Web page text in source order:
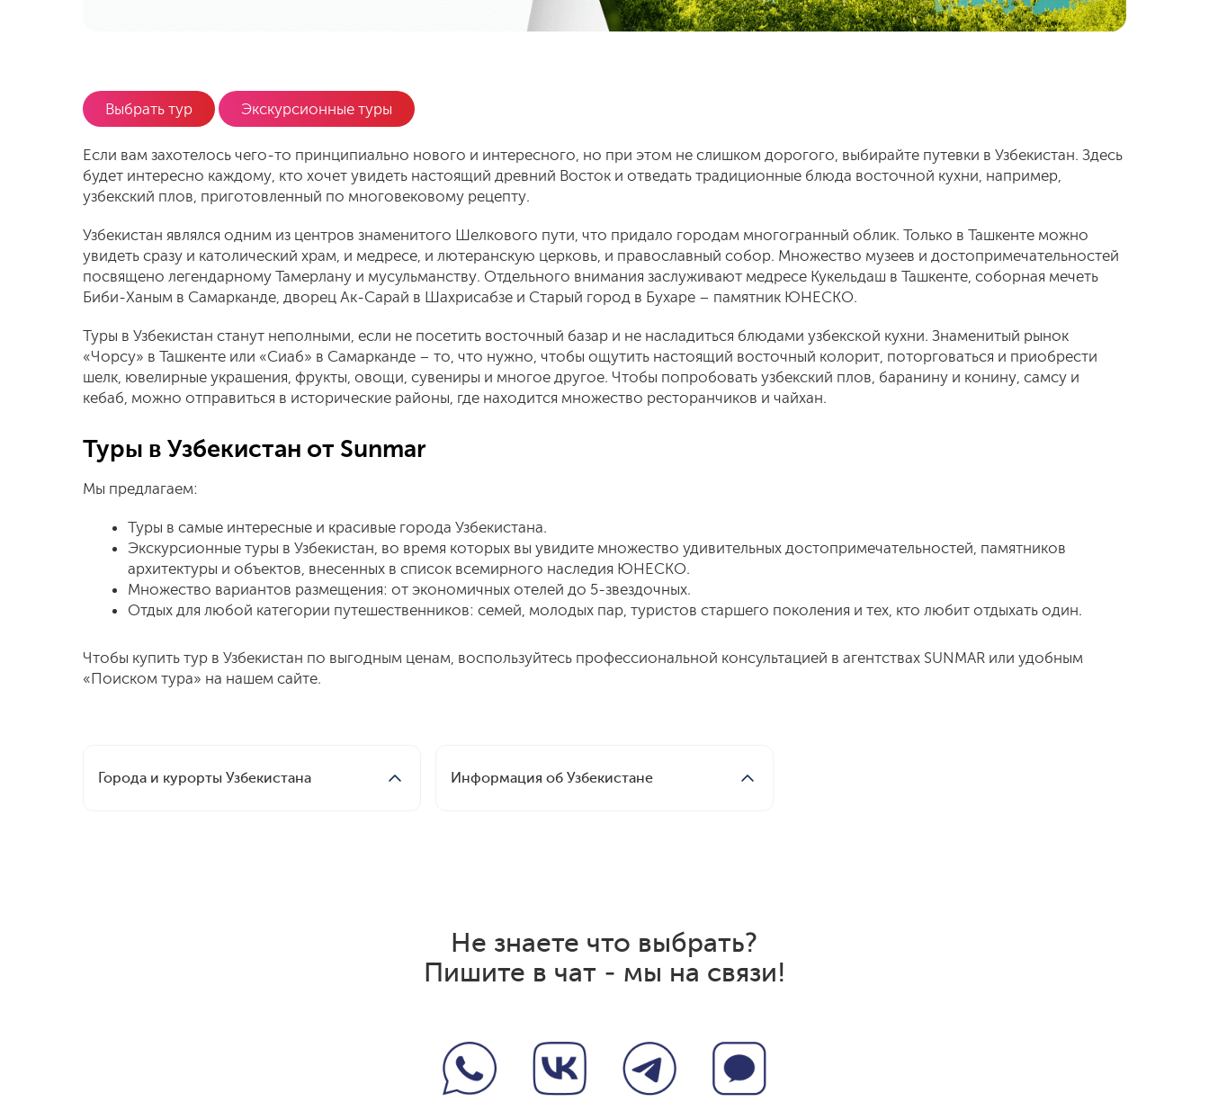
Выбрать тур Экскурсионные туры
Если вам захотелось чего-то принципиально нового и интересного, но при этом не слишком дорогого, выбирайте путевки в Узбекистан. Здесь
будет интересно каждому, кто хочет увидеть настоящий древний Восток и отведать традиционные блюда восточной кухни, например,
узбекский плов, приготовленный по многовековому рецепту.
Узбекистан являлся одним из центров знаменитого Шелкового пути, что придало городам многогранный облик. Только в Ташкенте можно
увидеть сразу и католический храм, и медресе, и лютеранскую церковь, и православный собор. Множество музеев и достопримечательностей
посвящено легендарному Тамерлану и мусульманству. Отдельного внимания заслуживают медресе Кукельдаш в Ташкенте, соборная мечеть
Биби-Ханым в Самарканде, дворец Ак-Сарай в Шахрисабзе и Старый город в Бухаре – памятник ЮНЕСКО.
Туры в Узбекистан станут неполными, если не посетить восточный базар и не насладиться блюдами узбекской кухни. Знаменитый рынок
«Чорсу» в Ташкенте или «Сиаб» в Самарканде – то, что нужно, чтобы ощутить настоящий восточный колорит, поторговаться и приобрести
шелк, ювелирные украшения, фрукты, овощи, сувениры и многое другое. Чтобы попробовать узбекский плов, баранину и конину, самсу и
кебаб, можно отправиться в исторические районы, где находится множество ресторанчиков и чайхан.
Туры в Узбекистан от Sunmar
Мы предлагаем:
Туры в самые интересные и красивые города Узбекистана.
Экскурсионные туры в Узбекистан, во время которых вы увидите множество удивительных достопримечательностей, памятников
архитектуры и объектов, внесенных в список всемирного наследия ЮНЕСКО.
Множество вариантов размещения: от экономичных отелей до 5-звездочных.
Отдых для любой категории путешественников: семей, молодых пар, туристов старшего поколения и тех, кто любит отдыхать один.
Чтобы купить тур в Узбекистан по выгодным ценам, воспользуйтесь профессиональной консультацией в агентствах SUNMAR или удобным
«Поиском тура» на нашем сайте.
Города и курорты Узбекистана Информация об Узбекистане
Не знаете что выбрать?
Пишите в чат - мы на связи!